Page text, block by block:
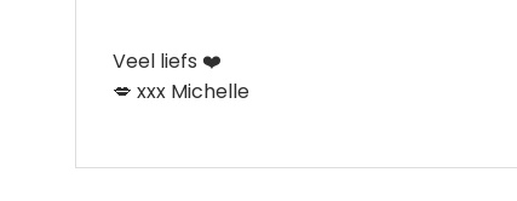
Veel liefs ❤️
💋 xxx Michelle